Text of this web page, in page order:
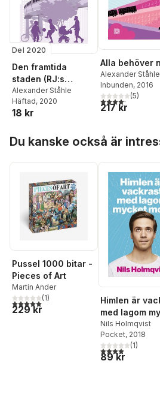
Del 2020
Den framtida
staden (RJ:s
årsbox 2020.
Staden)
Alexander Ståhle
Häftad, 2020
18 kr
Alla behöver
Alexander Ståhle
Inbunden, 2016
4,2utav 5(5)
217 kr
Du kanske också är
Pussel 1000 bitar -
Pieces of Art
Martin Ander
5,0utav 5 stjärnor. Totalt antal röster:
(1)
229 kr
Himlen är
med lagom
moln
Nils Holmqvist
Pocket, 2018
4,0utav 5(1)
89 kr